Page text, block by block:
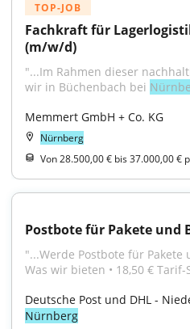
TOP-JOB
Fachkraft für
(m/w/d)
"...Im Rahmen dieser
wir in Büchenbach bei
Memmert GmbH + Co. KG
Nürnberg
Von 28.500,00 € bis 37.000,00 €
Postbote für Pakete und
"...Werde Postbote für Pakete
Was wir bieten • 18,50 €
Nürnberg